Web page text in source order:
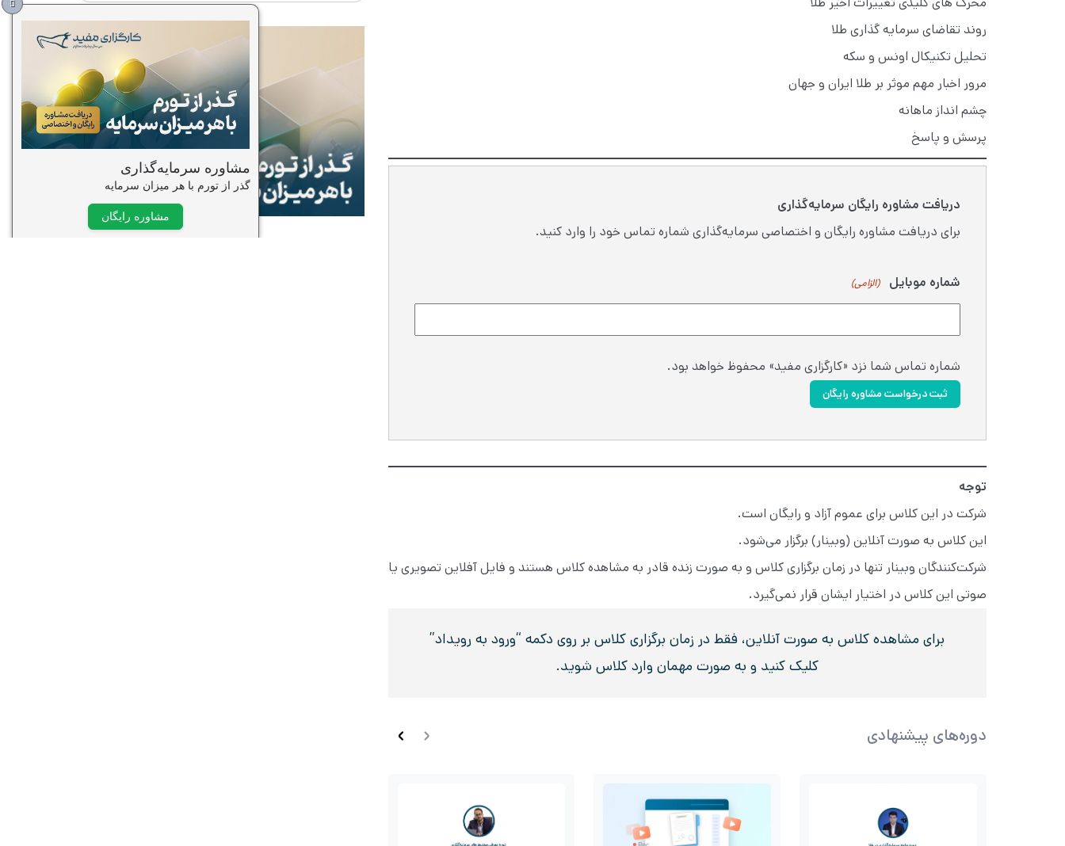
روند تقاضای سرمایه گذاری طلا
تحلیل تکنیکال اونس و سکه
مرور اخبار مهم موثر بر طلا ایران و جهان
چشم انداز ماهانه
پرسش و پاسخ
دریافت مشاوره رایگان سرمایه‌گذاری
برای دریافت مشاوره رایگان و اختصاصی سرمایه‌گذاری شماره تماس خود را وارد کنید.
شماره موبایل (الزامی)
شماره تماس شما نزد «کارگزاری مفید» محفوظ خواهد بود.
ثبت درخواست مشاوره رایگان
توجه
شرکت در این کلاس برای عموم آزاد و رایگان است.
این کلاس به صورت آنلاین (وبینار) برگزار می‌شود.
شرکت‌کنندگان وبینار تنها در زمان برگزاری کلاس و به صورت زنده قادر به مشاهده کلاس هستند و فایل آفلاین تصویری یا
صوتی این کلاس در اختیار ایشان قرار نمی‌گیرد.
برای مشاهده کلاس به صورت آنلاین، فقط در زمان برگزاری کلاس بر روی دکمه “ورود به رویداد”
کلیک کنید و به صورت مهمان وارد کلاس شوید.
دوره‌های پیشنهادی